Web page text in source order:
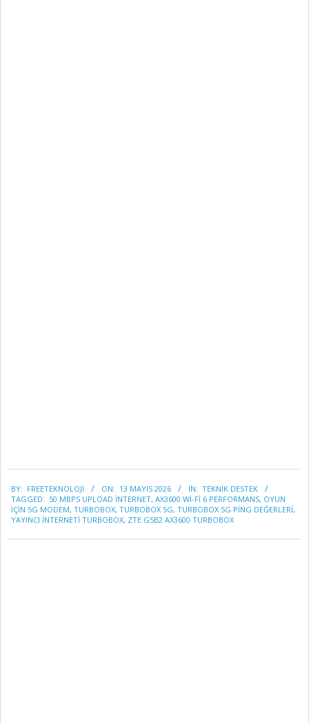
05-
13
BY: FREETEKNOLOJI ON: 13 MAYIS 2026 IN: TEKNİK DESTEK
TAGGED: 50 MBPS UPLOAD INTERNET, AX3600 WI-FI 6 PERFORMANS, OYUN
IÇIN 5G MODEM, TURBOBOX, TURBOBOX 5G, TURBOBOX 5G PING DEĞERLERI,
YAYINCI INTERNETI TURBOBOX, ZTE G5B2 AX3600 TURBOBOX